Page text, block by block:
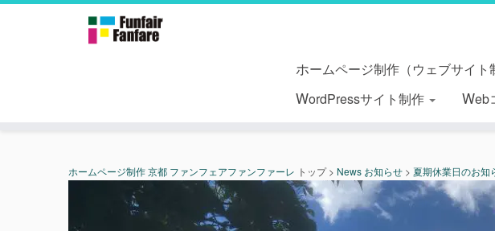
ホームページ制作（ウェブサイト
WordPressサイト制作
ホームページ制作 京都 ファンフェアファンファーレ トップ> News お知らせ > 夏期休業日のお